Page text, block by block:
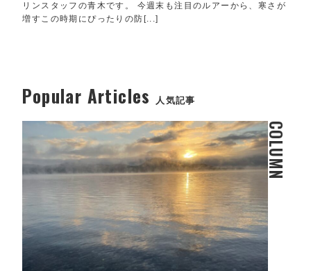
リンスタッフの青木です。 今週末も注目のルアーから、寒さが
増すこの時期にぴったりの防[...]
Popular Articles 人気記事
COLUMN